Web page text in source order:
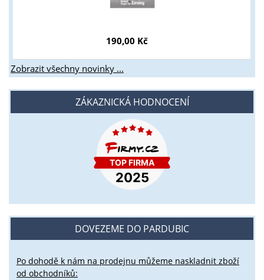
190,00 Kč
Zobrazit všechny novinky ...
ZÁKAZNICKÁ HODNOCENÍ
DOVEZEME DO PARDUBIC
Po dohodě k nám na prodejnu můžeme naskladnit zboží
od obchodníků: